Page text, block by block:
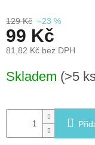
Novinky
129 Kč –23 %
99 Kč
81,82 Kč bez DPH
cena:
Skladem (>5